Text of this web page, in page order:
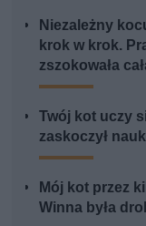
Niezależny
krok w krok.
zszokowała
Twój kot uczy
zaskoczył
Mój kot przez
Winna była